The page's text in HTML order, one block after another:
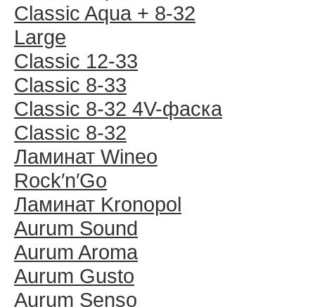
Classic Aqua + 8-32
Large
Classic 12-33
Classic 8-33
Classic 8-32 4V-фаска
Classic 8-32
Ламинат Wineo
Rock′n′Go
Ламинат Kronopol
Aurum Sound
Aurum Aroma
Aurum Gusto
Aurum Senso